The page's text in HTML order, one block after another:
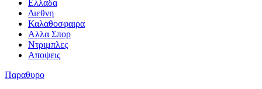
Ελλαδα
Διεθνη
Καλαθοσφαιρα
Αλλα Σπορ
Ντριμπλες
Αποψεις
Παραθυρο